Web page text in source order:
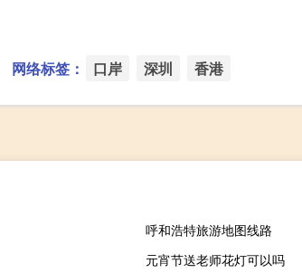
网络标签： 口岸 深圳 香港
呼和浩特旅游地图线路
元宵节送老师花灯可以吗